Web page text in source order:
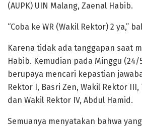
(AUPK) UIN Malang, Zaenal Habib.
“Coba ke WR (Wakil Rektor) 2 ya,”
Karena tidak ada tanggapan saat
Habib. Kemudian pada Minggu (24/
berupaya mencari kepastian
Rektor I, Basri Zen, Wakil Rektor
dan Wakil Rektor IV, Abdul Hamid.
Semuanya menyatakan bahwa